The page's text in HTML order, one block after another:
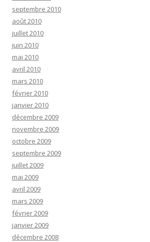
septembre 2010
août 2010
juillet 2010
juin 2010
mai 2010
avril 2010
mars 2010
février 2010
janvier 2010
décembre 2009
novembre 2009
octobre 2009
septembre 2009
juillet 2009
mai 2009
avril 2009
mars 2009
février 2009
janvier 2009
décembre 2008